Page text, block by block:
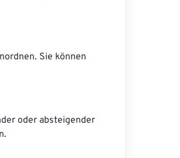
Sie können
oder absteigender